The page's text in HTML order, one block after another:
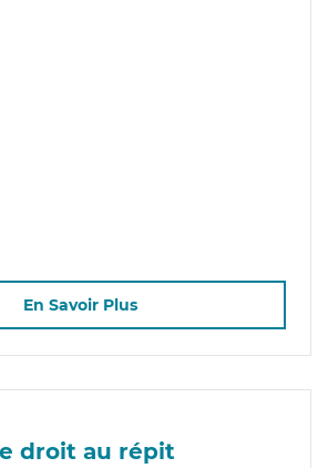
En Savoir Plus
droit au répit